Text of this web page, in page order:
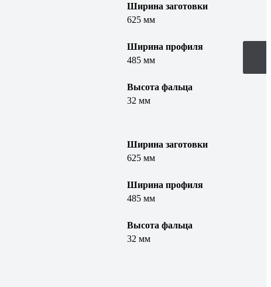
Ширина заготовки
625 мм
Ширина профиля
485 мм
Высота фальца
32 мм
Ширина заготовки
625 мм
Ширина профиля
485 мм
Высота фальца
32 мм